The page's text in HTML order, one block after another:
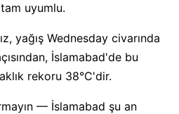
uyumlu.
yağış Wednesday civarında
İslamabad'de bu
rekoru 38°C'dir.
— İslamabad şu an